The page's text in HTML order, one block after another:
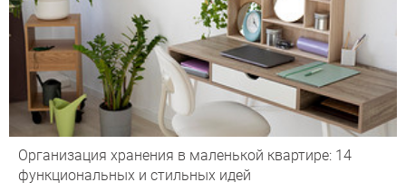
Организация хранения в маленькой квартире: 14
функциональных и стильных идей